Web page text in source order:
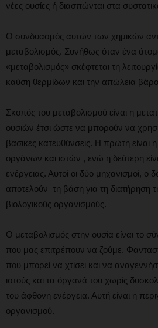
νέες ουσίες ή διασπώνται στα
Ο συνδυασμός αυτών των χημικών
μεταβολισμός. Συνήθως όταν ένα
«μεταβολισμός» σκέφτεται τη
καύση θερμίδων και την απώλεια
Σκοπός του μεταβολισμού είναι η
ουσιών έτσι ώστε να μπορούν να
βασικές κατευθύνσεις. Η πρώτη είναι
οργάνων και ιστών , ενώ η δεύτερη
ενέργειας. Αυτοί οι δύο μηχανισμοί, ο
αποτελούν τη βάση για τη διατήρηση
βιολογικούς οργανισμούς.
Ο μεταβολισμός στην ουσία είναι το
που μας επιτρέπουν να ζούμε.
που μπορεί να χτίσει και να
ιστούς και τα όργανά του χωρίς
του άφθονη ενέργεια. Αυτή είναι η
οργανισμού.